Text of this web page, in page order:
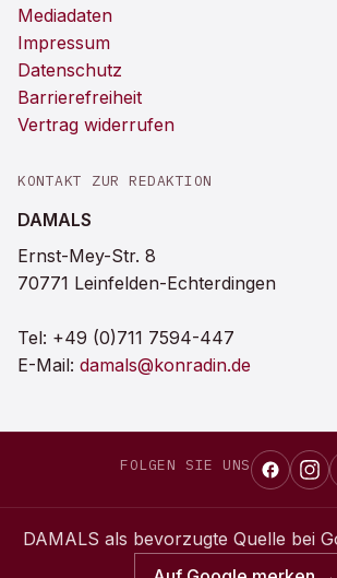
Mediadaten
Impressum
Datenschutz
Barrierefreiheit
Vertrag widerrufen
KONTAKT ZUR REDAKTION
DAMALS
Ernst-Mey-Str. 8
70771 Leinfelden-Echterdingen
Tel: +49 (0)711 7594-447
E-Mail: damals@konradin.de
FOLGEN SIE UNS
DAMALS als bevorzugte Quelle bei